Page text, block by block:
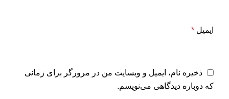
ایمیل *
ذخیره نام، ایمیل و وبسایت من در مرورگر برای زمانی
که دوباره دیدگاهی می‌نویسم.